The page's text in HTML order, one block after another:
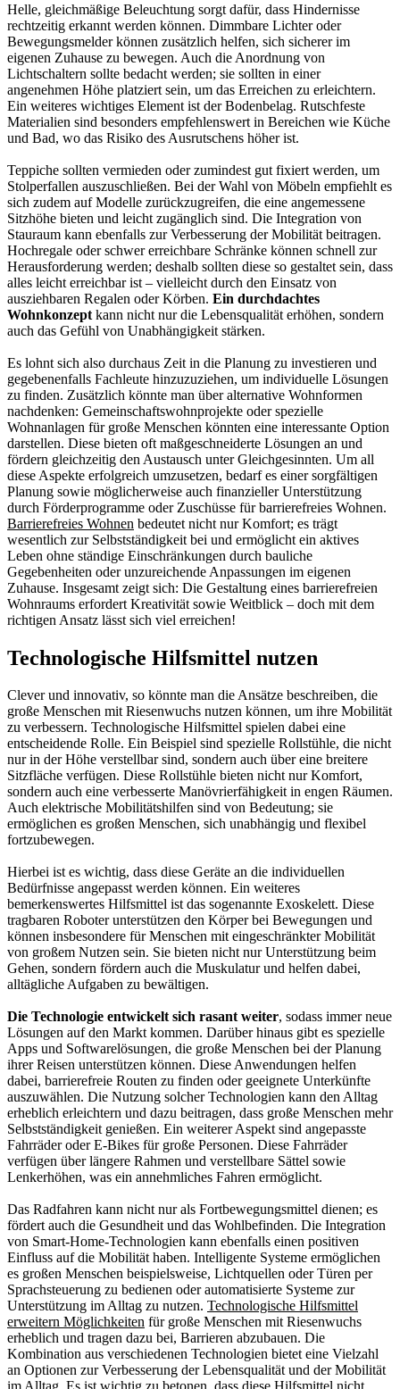
Helle, gleichmäßige Beleuchtung sorgt dafür, dass Hindernisse
rechtzeitig erkannt werden können. Dimmbare Lichter oder
Bewegungsmelder können zusätzlich helfen, sich sicherer im
eigenen Zuhause zu bewegen. Auch die Anordnung von
Lichtschaltern sollte bedacht werden; sie sollten in einer
angenehmen Höhe platziert sein, um das Erreichen zu erleichtern.
Ein weiteres wichtiges Element ist der Bodenbelag. Rutschfeste
Materialien sind besonders empfehlenswert in Bereichen wie Küche
und Bad, wo das Risiko des Ausrutschens höher ist.
Teppiche sollten vermieden oder zumindest gut fixiert werden, um
Stolperfallen auszuschließen. Bei der Wahl von Möbeln empfiehlt es
sich zudem auf Modelle zurückzugreifen, die eine angemessene
Sitzhöhe bieten und leicht zugänglich sind. Die Integration von
Stauraum kann ebenfalls zur Verbesserung der Mobilität beitragen.
Hochregale oder schwer erreichbare Schränke können schnell zur
Herausforderung werden; deshalb sollten diese so gestaltet sein, dass
alles leicht erreichbar ist – vielleicht durch den Einsatz von
ausziehbaren Regalen oder Körben. Ein durchdachtes
Wohnkonzept kann nicht nur die Lebensqualität erhöhen, sondern
auch das Gefühl von Unabhängigkeit stärken.
Es lohnt sich also durchaus Zeit in die Planung zu investieren und
gegebenenfalls Fachleute hinzuzuziehen, um individuelle Lösungen
zu finden. Zusätzlich könnte man über alternative Wohnformen
nachdenken: Gemeinschaftswohnprojekte oder spezielle
Wohnanlagen für große Menschen könnten eine interessante Option
darstellen. Diese bieten oft maßgeschneiderte Lösungen an und
fördern gleichzeitig den Austausch unter Gleichgesinnten. Um all
diese Aspekte erfolgreich umzusetzen, bedarf es einer sorgfältigen
Planung sowie möglicherweise auch finanzieller Unterstützung
durch Förderprogramme oder Zuschüsse für barrierefreies Wohnen.
Barrierefreies Wohnen bedeutet nicht nur Komfort; es trägt
wesentlich zur Selbstständigkeit bei und ermöglicht ein aktives
Leben ohne ständige Einschränkungen durch bauliche
Gegebenheiten oder unzureichende Anpassungen im eigenen
Zuhause. Insgesamt zeigt sich: Die Gestaltung eines barrierefreien
Wohnraums erfordert Kreativität sowie Weitblick – doch mit dem
richtigen Ansatz lässt sich viel erreichen!
Technologische Hilfsmittel nutzen
Clever und innovativ, so könnte man die Ansätze beschreiben, die
große Menschen mit Riesenwuchs nutzen können, um ihre Mobilität
zu verbessern. Technologische Hilfsmittel spielen dabei eine
entscheidende Rolle. Ein Beispiel sind spezielle Rollstühle, die nicht
nur in der Höhe verstellbar sind, sondern auch über eine breitere
Sitzfläche verfügen. Diese Rollstühle bieten nicht nur Komfort,
sondern auch eine verbesserte Manövrierfähigkeit in engen Räumen.
Auch elektrische Mobilitätshilfen sind von Bedeutung; sie
ermöglichen es großen Menschen, sich unabhängig und flexibel
fortzubewegen.
Hierbei ist es wichtig, dass diese Geräte an die individuellen
Bedürfnisse angepasst werden können. Ein weiteres
bemerkenswertes Hilfsmittel ist das sogenannte Exoskelett. Diese
tragbaren Roboter unterstützen den Körper bei Bewegungen und
können insbesondere für Menschen mit eingeschränkter Mobilität
von großem Nutzen sein. Sie bieten nicht nur Unterstützung beim
Gehen, sondern fördern auch die Muskulatur und helfen dabei,
alltägliche Aufgaben zu bewältigen.
Die Technologie entwickelt sich rasant weiter, sodass immer neue
Lösungen auf den Markt kommen. Darüber hinaus gibt es spezielle
Apps und Softwarelösungen, die große Menschen bei der Planung
ihrer Reisen unterstützen können. Diese Anwendungen helfen
dabei, barrierefreie Routen zu finden oder geeignete Unterkünfte
auszuwählen. Die Nutzung solcher Technologien kann den Alltag
erheblich erleichtern und dazu beitragen, dass große Menschen mehr
Selbstständigkeit genießen. Ein weiterer Aspekt sind angepasste
Fahrräder oder E-Bikes für große Personen. Diese Fahrräder
verfügen über längere Rahmen und verstellbare Sättel sowie
Lenkerhöhen, was ein annehmliches Fahren ermöglicht.
Das Radfahren kann nicht nur als Fortbewegungsmittel dienen; es
fördert auch die Gesundheit und das Wohlbefinden. Die Integration
von Smart-Home-Technologien kann ebenfalls einen positiven
Einfluss auf die Mobilität haben. Intelligente Systeme ermöglichen
es großen Menschen beispielsweise, Lichtquellen oder Türen per
Sprachsteuerung zu bedienen oder automatisierte Systeme zur
Unterstützung im Alltag zu nutzen. Technologische Hilfsmittel
erweitern Möglichkeiten für große Menschen mit Riesenwuchs
erheblich und tragen dazu bei, Barrieren abzubauen. Die
Kombination aus verschiedenen Technologien bietet eine Vielzahl
an Optionen zur Verbesserung der Lebensqualität und der Mobilität